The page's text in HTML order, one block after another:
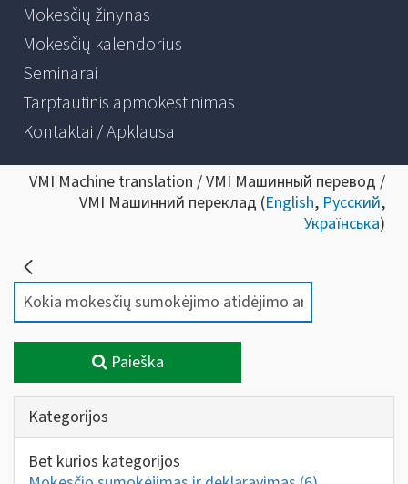
Mokesčių žinynas
Mokesčių kalendorius
Seminarai
Tarptautinis apmokestinimas
Kontaktai / Apklausa
VMI Machine translation / VMI Машинный перевод /
VMI Машинний переклад (English, Русский,
Українська)
Paieška
Kategorijos
Bet kurios kategorijos